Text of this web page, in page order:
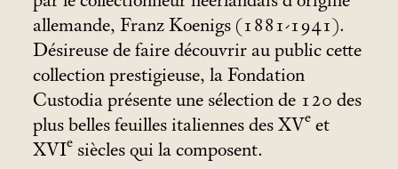
allemande, Franz Koenigs (1881-1941).
Désireuse de faire découvrir au public cette
collection prestigieuse, la Fondation
Custodia présente une sélection de 120 des
plus belles feuilles italiennes des XVeet
XVIesiècles qui la composent.